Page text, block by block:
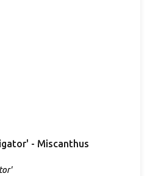
- Miscanthus